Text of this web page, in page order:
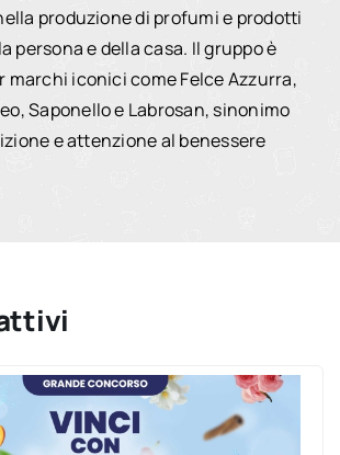
produzione di profumi e prodotti
persona e della casa. Il gruppo è
marchi iconici come Felce Azzurra,
Saponello e Labrosan, sinonimo
e attenzione al benessere